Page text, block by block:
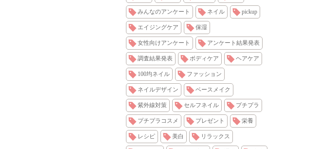
みんなのアンケート ネイル pickup
エイジングケア 保湿
女性向けアンケート アンケート結果発表
調査結果発表 ボディケア ヘアケア
100均ネイル ファッション
ネイルデザイン ベースメイク
紫外線対策 セルフネイル プチプラ
プチプラコスメ プレゼント 栄養
レシピ 美白 リラックス